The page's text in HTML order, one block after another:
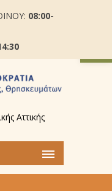
08:00-
Αττικής